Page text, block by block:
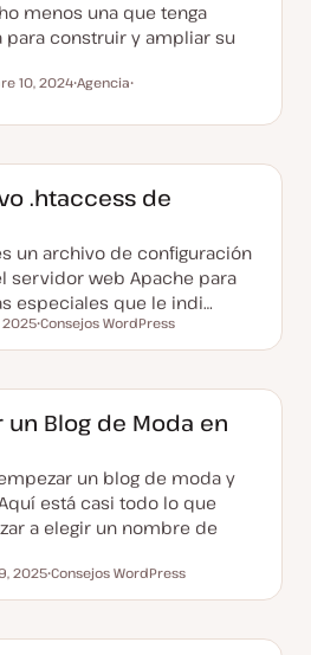
menos una que tenga
para construir y ampliar su
10, 2024
m
Agencia
m
.htaccess de
un archivo de configuración
servidor web Apache para
especiales que le indi…
2025
e
a
Consejos WordPress
Blog de Moda en
un blog de moda y
está casi todo lo que
a elegir un nombre de
2025
e
a
Consejos WordPress